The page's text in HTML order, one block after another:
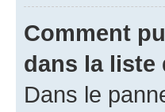
Comment
dans la liste
Dans le